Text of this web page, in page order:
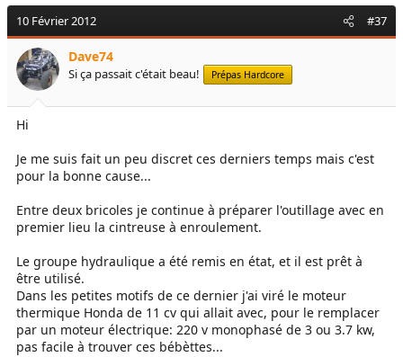
10 Février 2012 #37
Dave74
Si ça passait c'était beau! Prépas Hardcore
Hi
Je me suis fait un peu discret ces derniers temps mais c'est
pour la bonne cause...
Entre deux bricoles je continue à préparer l'outillage avec en
premier lieu la cintreuse à enroulement.
Le groupe hydraulique a été remis en état, et il est prêt à
être utilisé.
Dans les petites motifs de ce dernier j'ai viré le moteur
thermique Honda de 11 cv qui allait avec, pour le remplacer
par un moteur électrique: 220 v monophasé de 3 ou 3.7 kw,
pas facile à trouver ces bébèttes...